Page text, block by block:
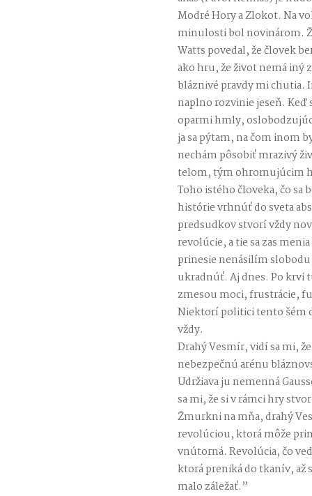
Modré Hory a Zlokot. Na
minulosti bol novinárom.
Watts povedal, že človek
ako hru, že život nemá iný
bláznivé pravdy mi chutia.
naplno rozvinie jeseň. Keď
oparmi hmly,
ja sa pýtam, na čom inom
nechám pôsobiť mrazivý
telom, tým ohromujúcim
Toho istého človeka, čo sa
histórie vrhnúť do sveta
predsudkov stvorí vždy
revolúcie, a tie sa zas
prinesie nenásilím
ukradnúť. Aj dnes. Po krvi
zmesou moci, frustrácie,
Niektorí politici tento šém
vždy.
Drahý Vesmír, vidí sa mi,
nebezpečnú arénu
Udržiava ju nemenná
sa mi, že si v rámci hry
Žmurkni na mňa, drahý
revolúciou, ktorá môže
vnútorná. Revolúcia, čo
ktorá preniká do tkanív, až
malo záležať.”